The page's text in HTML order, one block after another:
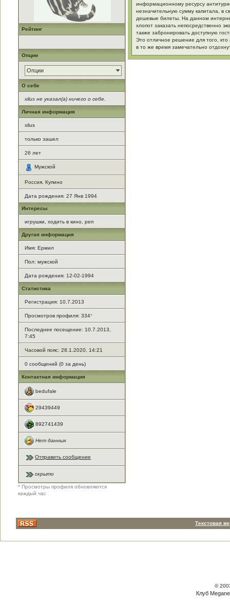
Рейтинг
Опции
Опции
О себе
xilus не указал(а) ничего о себе.
Личная информация
xilus
только зашел
26 лет
Мужской
Россия, Купино
Дата рождения: 27 Янв 1994
Интересы
игрушки, ходить в кино, реп
Другая информация
Имя: Ермил
Пол: мужской
Дата рождения: 12-02-1994
Статистика
Регистрация: 10.7.2013
Просмотров профиля: 334*
Последнее посещение: 10.7.2013,
7:45
Часовой пояс: 28.1.2020, 14:21
0 сообщений (0 за день)
Контактная информация
bedufale
29439449
892741439
Нет данных
Отправить сообщение
скрыто
* Просмотры профиля обновляются
каждый час
информационному ресурсу
незначительную сумму капитала, в
дешевые билеты. На данном
хлопот заказать непосредственно
также забронировать доступную
Это отличное решение для того, кто
в то же время замечательно
Текстовая
©
Клуб